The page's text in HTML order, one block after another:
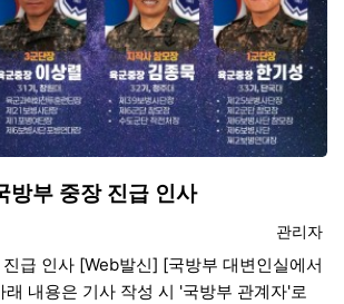
방부 중장 진급 인사
등록자
관리자
급 인사 [Web발신] [국방부 대변인실에서
내용은 기사 작성 시 '국방부 관계자'로